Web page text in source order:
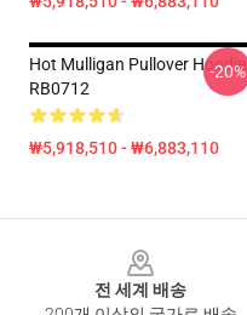
Hot Mulligan Pullover Hoodie
RB0712
₩5,918,510 - ₩6,883,110
-20%
전 세계 배송